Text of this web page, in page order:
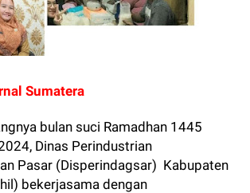
Sumatera
bulan suci Ramadhan 1445
Dinas Perindustrian
Pasar (Disperindagsar) Kabupaten
bekerjasama dengan